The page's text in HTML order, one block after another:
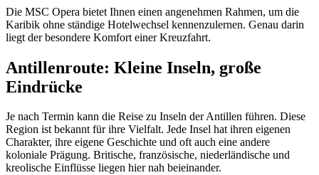
Die MSC Opera bietet Ihnen einen angenehmen Rahmen, um die
Karibik ohne ständige Hotelwechsel kennenzulernen. Genau darin
liegt der besondere Komfort einer Kreuzfahrt.
Antillenroute: Kleine Inseln, große
Eindrücke
Je nach Termin kann die Reise zu Inseln der Antillen führen. Diese
Region ist bekannt für ihre Vielfalt. Jede Insel hat ihren eigenen
Charakter, ihre eigene Geschichte und oft auch eine andere
koloniale Prägung. Britische, französische, niederländische und
kreolische Einflüsse liegen hier nah beieinander.